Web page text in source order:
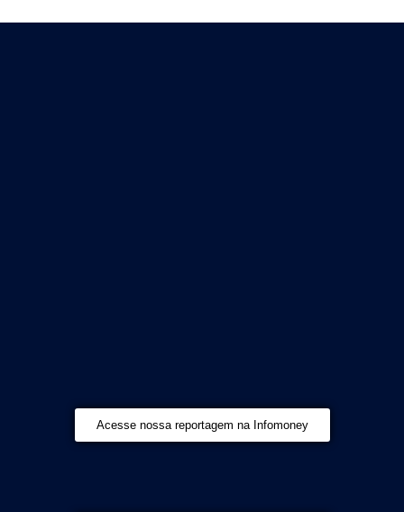
Acesse nossa reportagem na Infomoney